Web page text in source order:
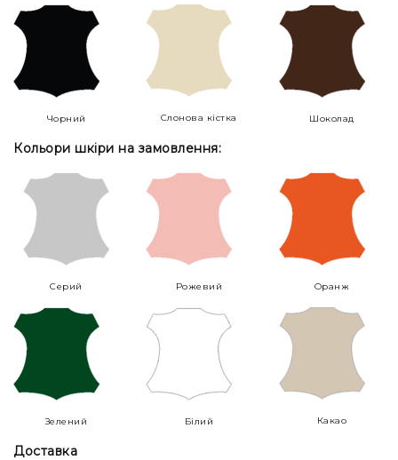
Чорний Слонова кістка Шоколад
Кольори шкіри на замовлення:
Серий Рожевий Оранж
Зелений Білий Какао
Доставка